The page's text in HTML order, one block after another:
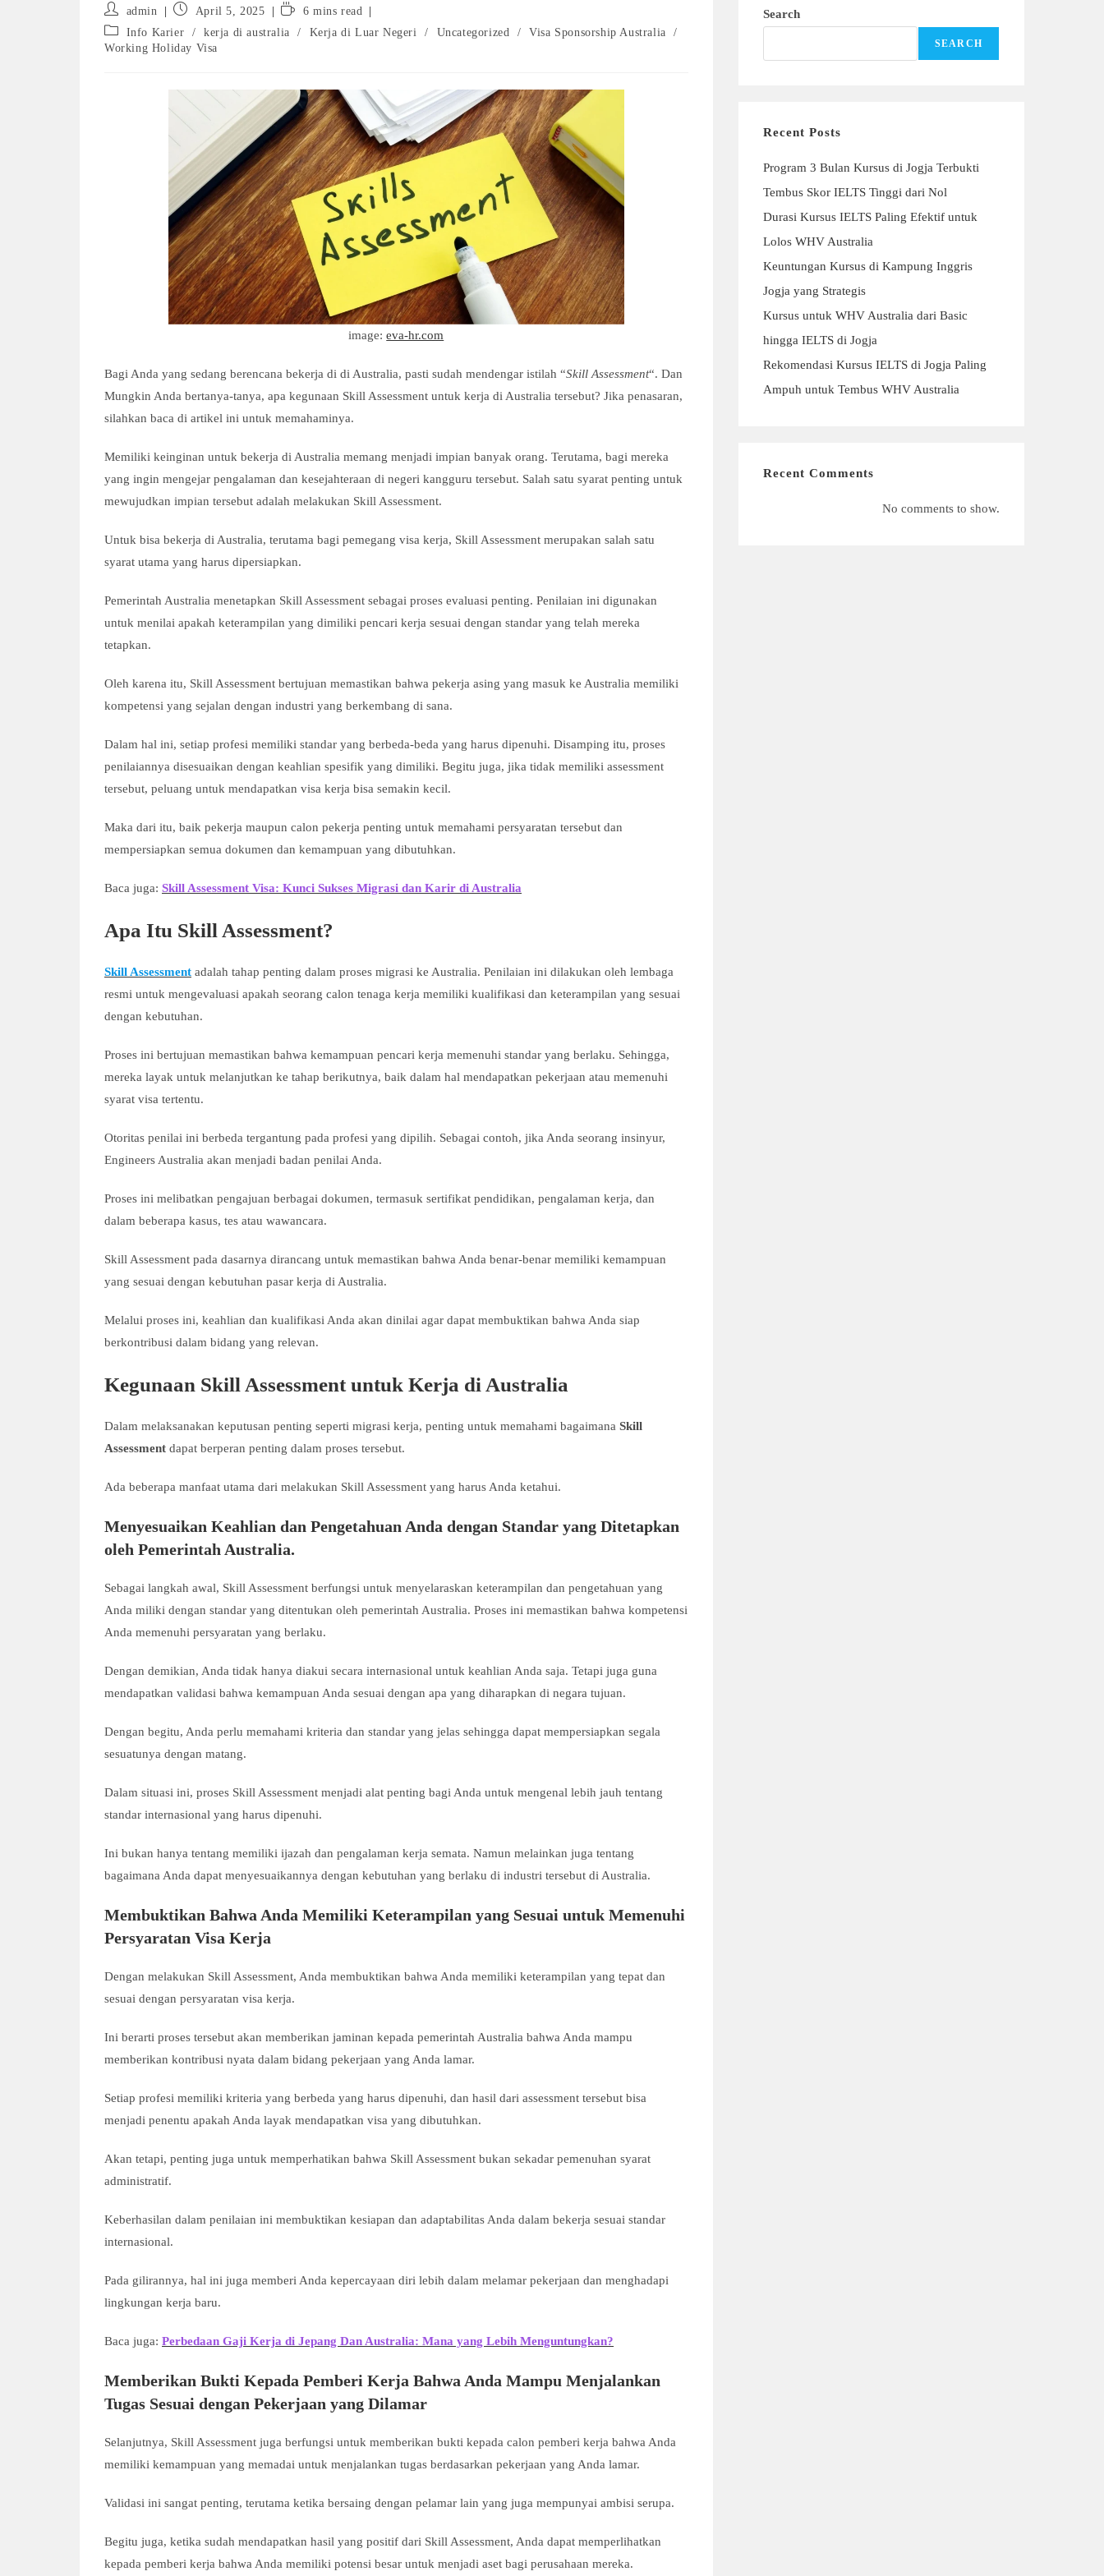
Post
author:
admin
Post April 5, 2025
Reading6 mins read
Post
category:
Info Karier / kerja di australia / Kerja di Luar Negeri / Uncategorized / Visa Sponsorship Australia
/
Working Holiday Visa
image:eva-hr.com
Bagi Anda yang sedang berencana bekerja di di Australia, pasti sudah mendengar istilah “Skill Assessment“. Dan
Mungkin Anda bertanya-tanya, apa kegunaan Skill Assessment untuk kerja di Australia tersebut? Jika penasaran,
silahkan baca di artikel ini untuk memahaminya.
Memiliki keinginan untuk bekerja di Australia memang menjadi impian banyak orang. Terutama, bagi mereka
yang ingin mengejar pengalaman dan kesejahteraan di negeri kangguru tersebut. Salah satu syarat penting untuk
mewujudkan impian tersebut adalah melakukan Skill Assessment.
Untuk bisa bekerja di Australia, terutama bagi pemegang visa kerja, Skill Assessment merupakan salah satu
syarat utama yang harus dipersiapkan.
Pemerintah Australia menetapkan Skill Assessment sebagai proses evaluasi penting. Penilaian ini digunakan
untuk menilai apakah keterampilan yang dimiliki pencari kerja sesuai dengan standar yang telah mereka
tetapkan.
Oleh karena itu, Skill Assessment bertujuan memastikan bahwa pekerja asing yang masuk ke Australia memiliki
kompetensi yang sejalan dengan industri yang berkembang di sana.
Dalam hal ini, setiap profesi memiliki standar yang berbeda-beda yang harus dipenuhi. Disamping itu, proses
penilaiannya disesuaikan dengan keahlian spesifik yang dimiliki. Begitu juga, jika tidak memiliki assessment
tersebut, peluang untuk mendapatkan visa kerja bisa semakin kecil.
Maka dari itu, baik pekerja maupun calon pekerja penting untuk memahami persyaratan tersebut dan
mempersiapkan semua dokumen dan kemampuan yang dibutuhkan.
Baca juga: Skill Assessment Visa: Kunci Sukses Migrasi dan Karir di Australia
Apa Itu Skill Assessment?
Skill Assessment adalah tahap penting dalam proses migrasi ke Australia. Penilaian ini dilakukan oleh lembaga
resmi untuk mengevaluasi apakah seorang calon tenaga kerja memiliki kualifikasi dan keterampilan yang sesuai
dengan kebutuhan.
Proses ini bertujuan memastikan bahwa kemampuan pencari kerja memenuhi standar yang berlaku. Sehingga,
mereka layak untuk melanjutkan ke tahap berikutnya, baik dalam hal mendapatkan pekerjaan atau memenuhi
syarat visa tertentu.
Otoritas penilai ini berbeda tergantung pada profesi yang dipilih. Sebagai contoh, jika Anda seorang insinyur,
Engineers Australia akan menjadi badan penilai Anda.
Proses ini melibatkan pengajuan berbagai dokumen, termasuk sertifikat pendidikan, pengalaman kerja, dan
dalam beberapa kasus, tes atau wawancara.
Skill Assessment pada dasarnya dirancang untuk memastikan bahwa Anda benar-benar memiliki kemampuan
yang sesuai dengan kebutuhan pasar kerja di Australia.
Melalui proses ini, keahlian dan kualifikasi Anda akan dinilai agar dapat membuktikan bahwa Anda siap
berkontribusi dalam bidang yang relevan.
Kegunaan Skill Assessment untuk Kerja di Australia
Dalam melaksanakan keputusan penting seperti migrasi kerja, penting untuk memahami bagaimana Skill
Assessment dapat berperan penting dalam proses tersebut.
Ada beberapa manfaat utama dari melakukan Skill Assessment yang harus Anda ketahui.
Menyesuaikan Keahlian dan Pengetahuan Anda dengan Standar yang Ditetapkan
oleh Pemerintah Australia.
Sebagai langkah awal, Skill Assessment berfungsi untuk menyelaraskan keterampilan dan pengetahuan yang
Anda miliki dengan standar yang ditentukan oleh pemerintah Australia. Proses ini memastikan bahwa kompetensi
Anda memenuhi persyaratan yang berlaku.
Dengan demikian, Anda tidak hanya diakui secara internasional untuk keahlian Anda saja. Tetapi juga guna
mendapatkan validasi bahwa kemampuan Anda sesuai dengan apa yang diharapkan di negara tujuan.
Dengan begitu, Anda perlu memahami kriteria dan standar yang jelas sehingga dapat mempersiapkan segala
sesuatunya dengan matang.
Dalam situasi ini, proses Skill Assessment menjadi alat penting bagi Anda untuk mengenal lebih jauh tentang
standar internasional yang harus dipenuhi.
Ini bukan hanya tentang memiliki ijazah dan pengalaman kerja semata. Namun melainkan juga tentang
bagaimana Anda dapat menyesuaikannya dengan kebutuhan yang berlaku di industri tersebut di Australia.
Membuktikan Bahwa Anda Memiliki Keterampilan yang Sesuai untuk Memenuhi
Persyaratan Visa Kerja
Dengan melakukan Skill Assessment, Anda membuktikan bahwa Anda memiliki keterampilan yang tepat dan
sesuai dengan persyaratan visa kerja.
Ini berarti proses tersebut akan memberikan jaminan kepada pemerintah Australia bahwa Anda mampu
memberikan kontribusi nyata dalam bidang pekerjaan yang Anda lamar.
Setiap profesi memiliki kriteria yang berbeda yang harus dipenuhi, dan hasil dari assessment tersebut bisa
menjadi penentu apakah Anda layak mendapatkan visa yang dibutuhkan.
Akan tetapi, penting juga untuk memperhatikan bahwa Skill Assessment bukan sekadar pemenuhan syarat
administratif.
Keberhasilan dalam penilaian ini membuktikan kesiapan dan adaptabilitas Anda dalam bekerja sesuai standar
internasional.
Pada gilirannya, hal ini juga memberi Anda kepercayaan diri lebih dalam melamar pekerjaan dan menghadapi
lingkungan kerja baru.
Baca juga: Perbedaan Gaji Kerja di Jepang Dan Australia: Mana yang Lebih Menguntungkan?
Memberikan Bukti Kepada Pemberi Kerja Bahwa Anda Mampu Menjalankan
Tugas Sesuai dengan Pekerjaan yang Dilamar
Selanjutnya, Skill Assessment juga berfungsi untuk memberikan bukti kepada calon pemberi kerja bahwa Anda
memiliki kemampuan yang memadai untuk menjalankan tugas berdasarkan pekerjaan yang Anda lamar.
Validasi ini sangat penting, terutama ketika bersaing dengan pelamar lain yang juga mempunyai ambisi serupa.
Begitu juga, ketika sudah mendapatkan hasil yang positif dari Skill Assessment, Anda dapat memperlihatkan
kepada pemberi kerja bahwa Anda memiliki potensi besar untuk menjadi aset bagi perusahaan mereka.
Search
SEARCH
Recent Posts
Program 3 Bulan Kursus di Jogja Terbukti
Tembus Skor IELTS Tinggi dari Nol
Durasi Kursus IELTS Paling Efektif untuk
Lolos WHV Australia
Keuntungan Kursus di Kampung Inggris
Jogja yang Strategis
Kursus untuk WHV Australia dari Basic
hingga IELTS di Jogja
Rekomendasi Kursus IELTS di Jogja Paling
Ampuh untuk Tembus WHV Australia
Recent Comments
No comments to show.